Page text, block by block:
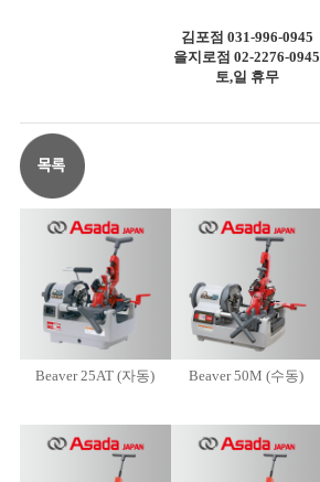
김포점 031-996-0945
을지로점 02-2276-0945
토,일 휴무
Beaver 25AT (자동) Beaver 50M (수동)